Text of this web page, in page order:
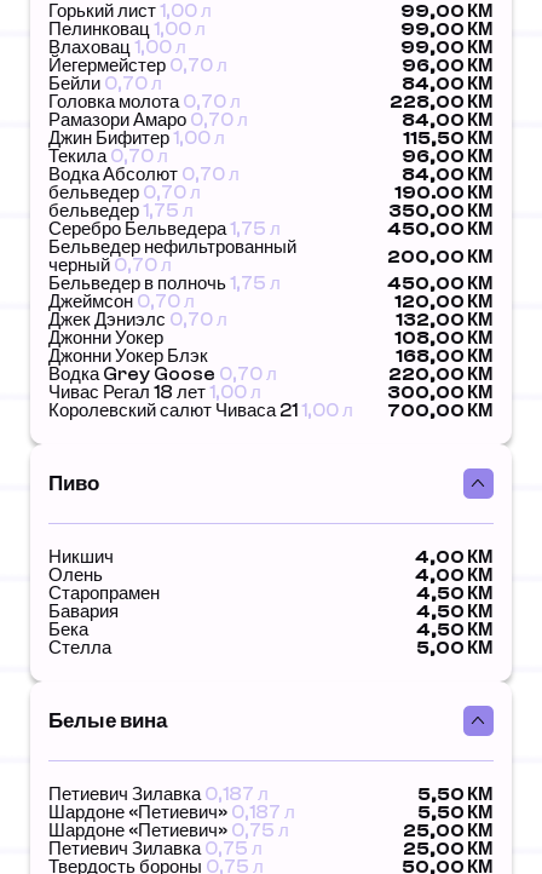
Горький лист1,00 л
99,00 КМ
Пелинковац1,00 л
99,00 КМ
Влаховац1,00 л
99,00 КМ
Йегермейстер 0,70 л
96,00 КМ
Бейли 0,70 л
84,00 КМ
Головка молота0,70 л
228,00 КМ
Рамазори Амаро 0,70 л
84,00 КМ
Джин Бифитер1,00 л
115,50 КМ
Текила0,70 л
96,00 КМ
Водка Абсолют 0,70 л
84,00 КМ
бельведер 0,70 л
190.00 КМ
бельведер1,75 л
350,00 КМ
Серебро Бельведера1,75 л
450,00 КМ
Бельведер нефильтрованный
черный 0,70 л
200,00 КМ
Бельведер в полночь1,75 л
450,00 КМ
Джеймсон 0,70 л
120,00 КМ
Джек Дэниэлс 0,70 л
132,00 КМ
Джонни Уокер
108,00 КМ
Джонни Уокер Блэк
168,00 КМ
Водка Grey Goose 0,70 л
220,00 КМ
Чивас Регал 18 лет1,00 л
300,00 КМ
Королевский салют Чиваса 21 1,00 л 700,00 КМ
Пиво
Никшич
4,00 КМ
Олень
4,00 КМ
Старопрамен
4,50 КМ
Бавария
4,50 КМ
Бека
4,50 КМ
Стелла
5,00 КМ
Белые вина
Петиевич Зилавка0,187 л
5,50 КМ
Шардоне «Петиевич» 0,187 л
5,50 КМ
Шардоне «Петиевич» 0,75 л
25,00 КМ
Петиевич Зилавка0,75 л
25,00 КМ
Твердость бороны 0,75 л
50,00 КМ